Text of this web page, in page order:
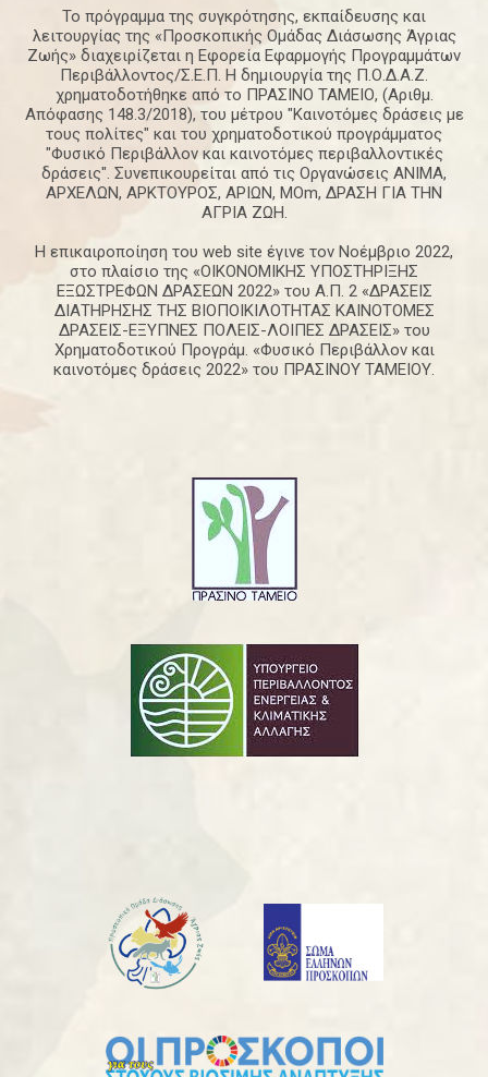
Το πρόγραμμα της συγκρότησης, εκπαίδευσης και
λειτουργίας της «Προσκοπικής Ομάδας Διάσωσης Άγριας
Ζωής» διαχειρίζεται η Εφορεία Εφαρμογής Προγραμμάτων
Περιβάλλοντος/Σ.Ε.Π. Η δημιουργία της Π.Ο.Δ.Α.Ζ.
χρηματοδοτήθηκε από το ΠΡΑΣΙΝΟ ΤΑΜΕΙΟ, (Αριθμ.
Απόφασης 148.3/2018), του μέτρου "Καινοτόμες δράσεις με
τους πολίτες" και του χρηματοδοτικού προγράμματος
"Φυσικό Περιβάλλον και καινοτόμες περιβαλλοντικές
δράσεις". Συνεπικουρείται από τις Οργανώσεις ΑΝΙΜΑ,
ΑΡΧΕΛΩΝ, ΑΡΚΤΟΥΡΟΣ, ΑΡΙΩΝ, ΜΟm, ΔΡΑΣΗ ΓΙΑ ΤΗΝ
ΑΓΡΙΑ ΖΩΗ.
Η επικαιροποίηση του web site έγινε τον Νοέμβριο 2022,
στο πλαίσιο της «ΟΙΚΟΝΟΜΙΚΗΣ ΥΠΟΣΤΗΡΙΞΗΣ
ΕΞΩΣΤΡΕΦΩΝ ΔΡΑΣΕΩΝ 2022» του Α.Π. 2 «ΔΡΑΣΕΙΣ
ΔΙΑΤΗΡΗΣΗΣ ΤΗΣ ΒΙΟΠΟΙΚΙΛΟΤΗΤΑΣ ΚΑΙΝΟΤΟΜΕΣ
ΔΡΑΣΕΙΣ-ΕΞΥΠΝΕΣ ΠΟΛΕΙΣ-ΛΟΙΠΕΣ ΔΡΑΣΕΙΣ» του
Χρηματοδοτικού Προγράμ. «Φυσικό Περιβάλλον και
καινοτόμες δράσεις 2022» του ΠΡΑΣΙΝΟΥ ΤΑΜΕΙΟΥ.